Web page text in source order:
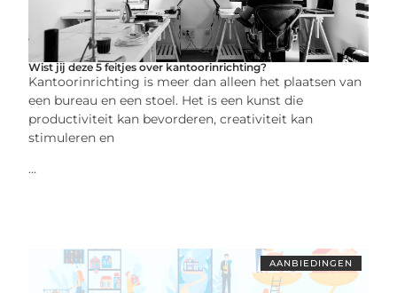
Wist jij deze 5 feitjes over kantoorinrichting?
Kantoorinrichting is meer dan alleen het plaatsen van
een bureau en een stoel. Het is een kunst die
productiviteit kan bevorderen, creativiteit kan
stimuleren en
...
AANBIEDINGEN